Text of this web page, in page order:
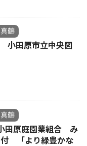
鶴
小田原市立中央図
鶴
田原庭園業組合 み
付 「より緑豊かな